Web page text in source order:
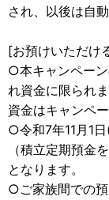
され、以後は自
[お預けいただけ
○本キャンペー
れ資金に限られ
資金はキャンペ
○令和7年11月1
（積立定期預金
となります。
○ご家族間での預